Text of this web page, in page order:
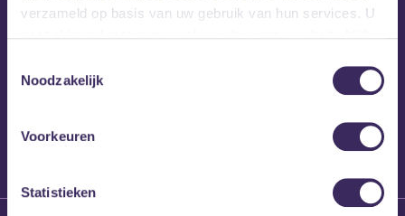
verzameld op basis van uw gebruik van hun services. U
Noodzakelijk
Voorkeuren
Statistieken
26 maart 2026